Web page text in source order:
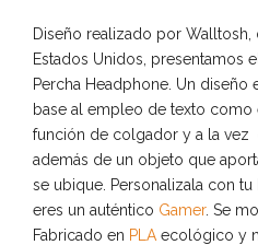
Diseño realizado por Walltosh,
Estados Unidos, presentamos
Percha Headphone. Un
base al empleo de texto como
función de colgador y a la vez
además de un objeto que
se ubique. Personalizala con
eres un auténtico Gamer. Se
Fabricado en PLA ecológico y